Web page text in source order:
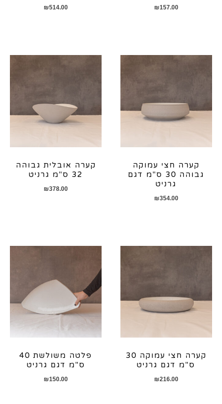
₪157.00
₪514.00
קערה חצי עמוקה
גבוהה 30 ס"מ דגם
גרניט
₪354.00
קערה אובלית גבוהה
32 ס"מ גרניט
₪378.00
קערה חצי עמוקה 30
ס"מ דגם גרניט
₪216.00
פלטה משולשת 40
ס"מ דגם גרניט
₪150.00